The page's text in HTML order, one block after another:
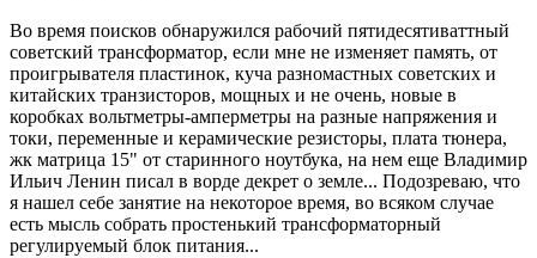
Во время поисков обнаружился рабочий пятидесятиваттный
советский трансформатор, если мне не изменяет память, от
проигрывателя пластинок, куча разномастных советских и
китайских транзисторов, мощных и не очень, новые в
коробках вольтметры-амперметры на разные напряжения и
токи, переменные и керамические резисторы, плата тюнера,
жк матрица 15" от старинного ноутбука, на нем еще Владимир
Ильич Ленин писал в ворде декрет о земле... Подозреваю, что
я нашел себе занятие на некоторое время, во всяком случае
есть мысль собрать простенький трансформаторный
регулируемый блок питания...